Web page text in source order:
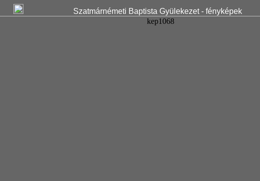
Szatmárnémeti Baptista Gyülekezet - fényképek